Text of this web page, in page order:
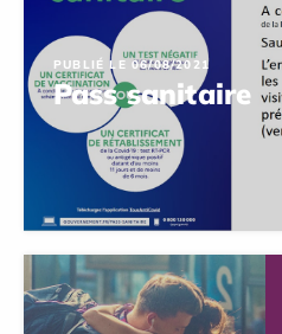
PUBLIÉ LE 06/08/2021
Pass sanitaire